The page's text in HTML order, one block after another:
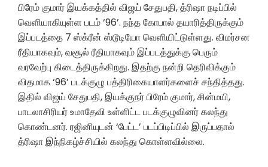
பிரேம் குமார் இயக்கத்தில் விஜய் சேதுபதி, த்ரிஷா நடிப்பில்
வெளியாகியுள்ள படம் ‘96’. நந்த கோபால் தயாரித்திருக்கும்
இப்படத்தை 7 ஸ்க்ரீன் ஸ்டூடியோ வெளியிட்டுள்ளது. விமர்சன
ரீதியாகவும், வசூல் ரீதியாகவும் இப்படத்துக்கு பெரும்
வரவேற்பு கிடைத்திருக்கிறது. இதற்கு நன்றி தெரிவிக்கும்
விதமாக ‘96’ படக்குழு பத்திரிகையாளர்களைச் சந்தித்தது.
இதில் விஜய் சேதுபதி, இயக்குநர் பிரேம் குமார், சின்மயி,
பாடலாசிரியர் உமாதேவி உள்ளிட்ட படக்குழுவினர் கலந்து
கொண்டனர். ரஜினியுடன் ‘பேட்ட’ படப்பிடிப்பில் இருப்பதால்
த்ரிஷா இந்நிகழ்ச்சியில் கலந்து கொள்ளவில்லை.